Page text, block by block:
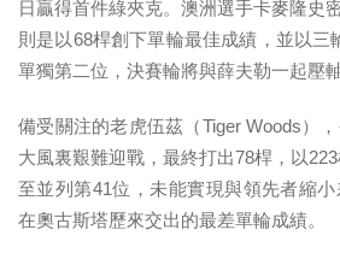
日贏得首件綠夾克。澳洲選手卡麥隆史
則是以68桿創下單輪最佳成績，並以三
單獨第二位，決賽輪將與薛夫勒一起壓軸
備受關注的老虎伍茲（Tiger Woods）
大風裏艱難迎戰，最終打出78桿，以
至並列第41位，未能實現與領先者縮
在奧古斯塔歷來交出的最差單輪成績。